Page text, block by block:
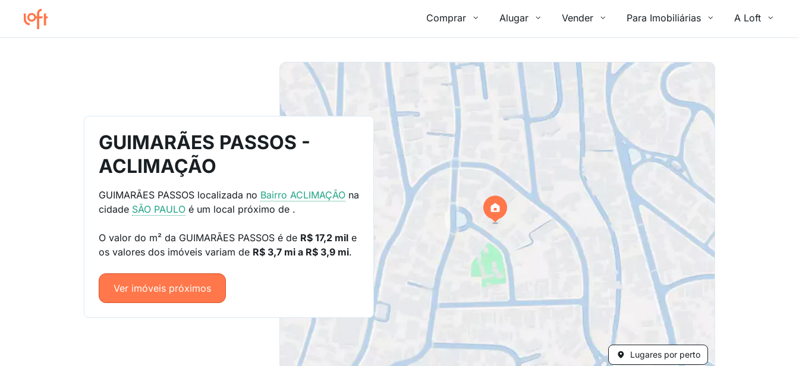
Comprar Alugar Vender Para Imobiliárias A Loft
Lugares por perto
GUIMARÃES PASSOS -
ACLIMAÇÃO
GUIMARÃES PASSOS localizada no BairroACLIMAÇÃO na
cidade SÃO PAULO é um local próximo de .
O valor do m² da GUIMARÃES PASSOS é de R$ 17,2 mil e
os valores dos imóveis variam de R$ 3,7 mi a R$ 3,9 mi.
Ver imóveis próximos